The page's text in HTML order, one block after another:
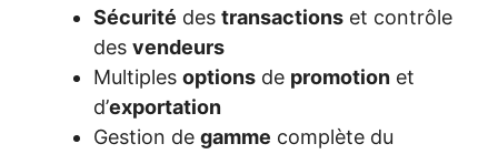
Sécurité des transactions et contrôle
des vendeurs
Multiples options de promotion et
d’exportation
Gestion de gamme complète du